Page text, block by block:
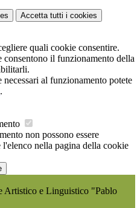
Accetta tutti i cookies
quali cookie consentire.
consentono il funzionamento della
al funzionamento potete
.
non possono essere
nella pagina della cookie
Artistico e Linguistico "Pablo